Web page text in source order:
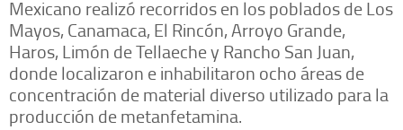
Mexicano realizó recorridos en los poblados de Los
Mayos, Canamaca, El Rincón, Arroyo Grande,
Haros, Limón de Tellaeche y Rancho San Juan,
donde localizaron e inhabilitaron ocho áreas de
concentración de material diverso utilizado para la
producción de metanfetamina.